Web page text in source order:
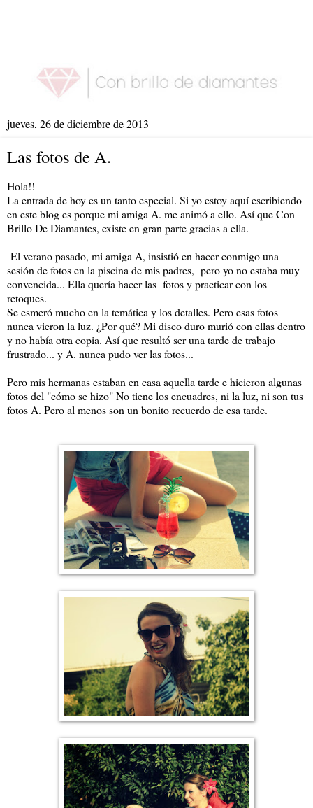
jueves, 26 de diciembre de 2013
Las fotos de A.
Hola!!
La entrada de hoy es un tanto especial. Si yo estoy aquí escribiendo
en este blog es porque mi amiga A. me animó a ello. Así que Con
Brillo De Diamantes, existe en gran parte gracias a ella.
El verano pasado, mi amiga A, insistió en hacer conmigo una
sesión de fotos en la piscina de mis padres, pero yo no estaba muy
convencida... Ella quería hacer las fotos y practicar con los
retoques.
Se esmeró mucho en la temática y los detalles. Pero esas fotos
nunca vieron la luz. ¿Por qué? Mi disco duro murió con ellas dentro
y no había otra copia. Así que resultó ser una tarde de trabajo
frustrado... y A. nunca pudo ver las fotos...
Pero mis hermanas estaban en casa aquella tarde e hicieron algunas
fotos del "cómo se hizo" No tiene los encuadres, ni la luz, ni son tus
fotos A. Pero al menos son un bonito recuerdo de esa tarde.